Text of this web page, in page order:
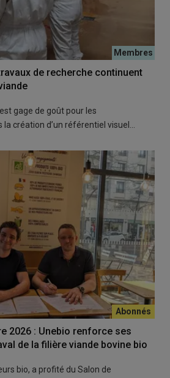
de recherche continuent
gage de goût pour les
création d’un référentiel visuel…
2026 : Unebio renforce ses
de la filière viande bovine bio
bio, a profité du Salon de